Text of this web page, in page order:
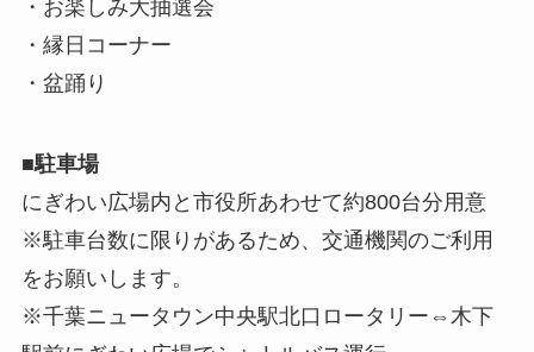
・お楽しみ大抽選会
・縁日コーナー
・盆踊り
■駐車場
にぎわい広場内と市役所あわせて約800台分用意
※駐車台数に限りがあるため、交通機関のご利用
をお願いします。
※千葉ニュータウン中央駅北口ロータリー⇔木下